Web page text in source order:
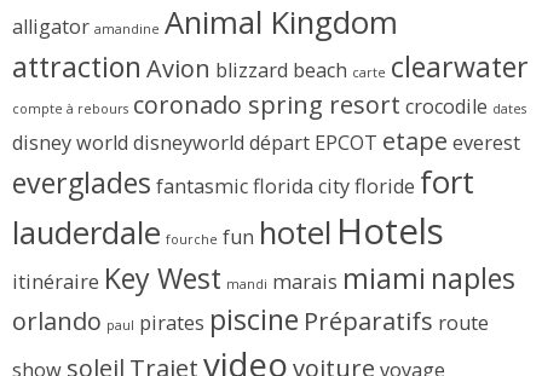
alligator amandine Animal Kingdom
attraction Avion blizzard beach carte clearwater
compte à rebours coronado spring resort crocodile dates
disney world disneyworld départ EPCOT etape everest
everglades fantasmicflorida cityfloride fort
lauderdale fourche fun hotel Hotels
itinéraire Key West mandi marais miami naples
orlando paul pirates piscine Préparatifs route
show soleil Trajetvideovoiture voyage